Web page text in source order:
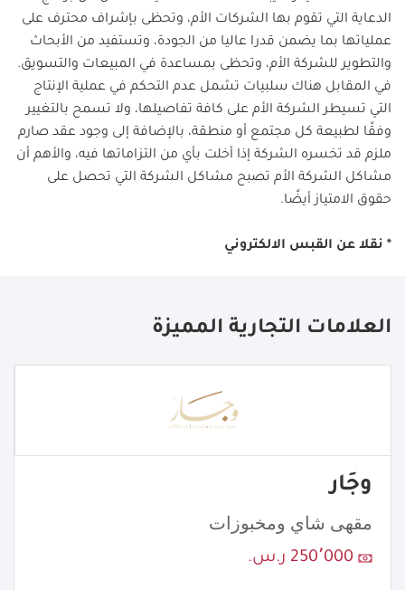
الدعاية التي تقوم بها الشركات الأم، وتحظى بإشراف محترف على
عملياتها بما يضمن قدرا عاليا من الجودة، وتستفيد من الأبحاث
والتطوير للشركة الأم، وتحظى بمساعدة في المبيعات والتسويق.
في المقابل هناك سلبيات تشمل عدم التحكم في عملية الإنتاج
التي تسيطر الشركة الأم على كافة تفاصيلها، ولا تسمح بالتغيير
وفقًا لطبيعة كل مجتمع أو منطقة، بالإضافة إلى وجود عقد صارم
ملزم قد تخسره الشركة إذا أخلت بأي من التزاماتها فيه، والأهم أن
مشاكل الشركة الأم تصبح مشاكل الشركة التي تحصل على
حقوق الامتياز أيضًا.
* نقلا عن القبس الالكتروني
العلامات التجارية المميزة
وجَار
مقهى شاي ومخبوزات
250٬000 ر.س.